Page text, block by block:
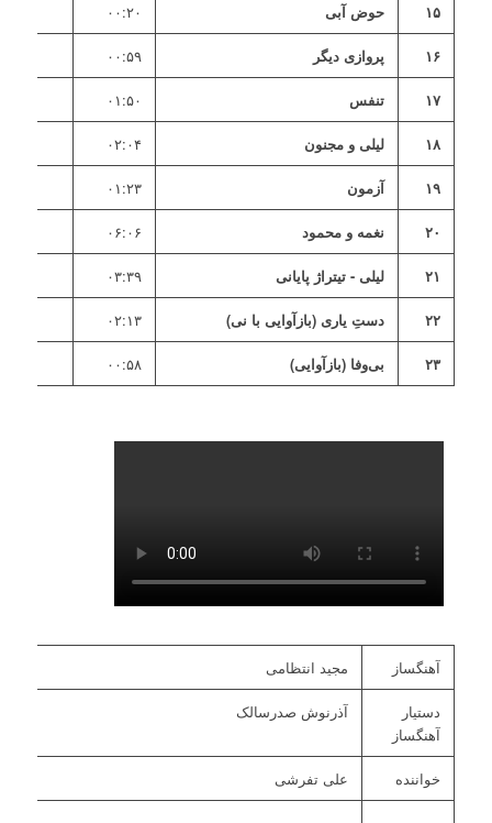
۱۵ حوض آبی ۰۰:۲۰
۱۶ پروازی دیگر ۰۰:۵۹
۱۷ تنفس ۰۱:۵۰
۱۸ لیلی و مجنون ۰۲:۰۴
۱۹ آزمون ۰۱:۲۳
۲۰ نغمه و محمود ۰۶:۰۶
۲۱ لیلی - تیتراژ پایانی ۰۳:۳۹
۲۲ دستِ یاری (بازآوایی با نی) ۰۲:۱۳
۲۳ بی‌وفا (بازآوایی) ۰۰:۵۸
آهنگساز مجید انتظامی
دستیار
آهنگساز
آذرنوش صدرسالک
خواننده علی تفرشی